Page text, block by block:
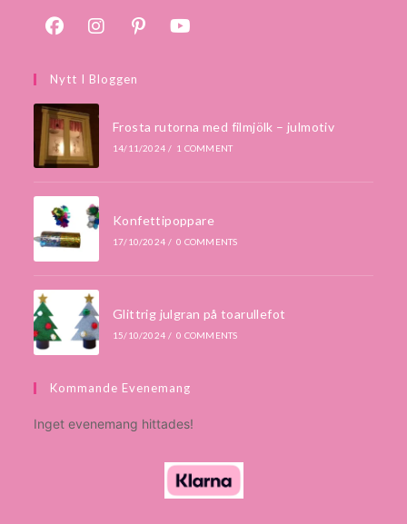
Nytt I Bloggen
Frosta rutorna med filmjölk – julmotiv
14/11/2024 / 1 COMMENT
Konfettipoppare
17/10/2024 / 0 COMMENTS
Glittrig julgran på toarullefot
15/10/2024 / 0 COMMENTS
Kommande Evenemang
Inget evenemang hittades!